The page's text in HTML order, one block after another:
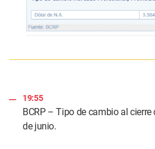
19:55
BCRP – Tipo de cambio al
de junio.